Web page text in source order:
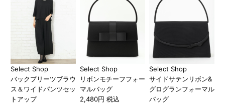
Select Shop
バックプリーツブラウ
ス＆ワイドパンツセッ
トアップ
Select Shop
リボンモチーフフォー
マルバッグ
2,480円 税込
Select Shop
サイドサテンリボン&
グログランフォーマル
バッグ